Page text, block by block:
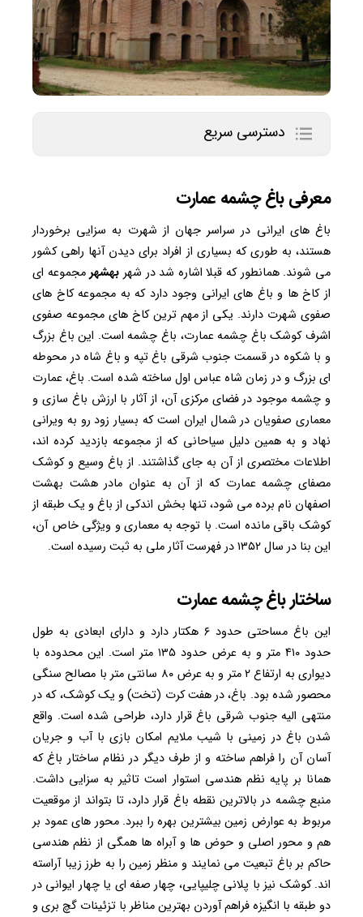
دسترسی سریع
معرفی باغ چشمه عمارت
باغ های ایرانی در سراسر جهان از شهرت به سزایی برخوردار
هستند، به طوری که بسیاری از افراد برای دیدن آنها راهی کشور
می شوند. همانطور که قبلا اشاره شد در شهر بهشهرمجموعه ای
از کاخ ها و باغ های ایرانی وجود دارد که به مجموعه کاخ های
صفوی شهرت دارند. یکی از مهم ترین کاخ های مجموعه صفوی
اشرف کوشک باغ چشمه عمارت، باغ چشمه است. این باغ بزرگ
و با شکوه در قسمت جنوب شرقی باغ تپه و باغ شاه در محوطه
ای بزرگ و در زمان شاه عباس اول ساخته شده است. باغ، عمارت
و چشمه موجود در فضای مرکزی آن، از آثار با ارزش باغ سازی و
معماری صفویان در شمال ایران است که بسیار زود رو به ویرانی
نهاد و به همین دلیل سیاحانی که از مجموعه بازدید کرده اند،
اطلاعات مختصری از آن به جای گذاشتند. از باغ وسیع و کوشک
مصفای چشمه عمارت که از آن به عنوان مادر هشت بهشت
اصفهان نام برده می شود، تنها بخش اندکی از باغ و یک طبقه از
کوشک باقی مانده است. با توجه به معماری و ویژگی خاص آن،
این بنا در سال ۱۳۵۲ در فهرست آثار ملی به ثبت رسیده است.
ساختار باغ چشمه عمارت
این باغ مساحتی حدود ۶ هکتار دارد و دارای ابعادی به طول
حدود ۴۱۰ متر و به عرض حدود ۱۳۵ متر است. این محدوده با
دیواری به ارتفاع ۲ متر و به عرض ۸۰ سانتی متر با مصالح سنگی
محصور شده بود. باغ، در هفت کرت (تخت) و یک کوشک، که در
منتهی الیه جنوب شرقی باغ قرار دارد، طراحی شده است. واقع
شدن باغ در زمینی با شیب ملایم امکان بازی با آب و جریان
آسان آن را فراهم ساخته و از طرف دیگر در نظام ساختار باغ که
همانا بر پایه نظم هندسی استوار است تاثیر به سزایی داشت.
منبع چشمه در بالاترین نقطه باغ قرار دارد، تا بتواند از موقعیت
مربوط به عوارض زمین بیشترین بهره را ببرد. محور های عمود بر
هم و محور اصلی و حوض ها و آبراه ها همگی از نظم هندسی
حاکم بر باغ تبعیت می نمایند و منظر زمین را به طرز زیبا آراسته
اند. کوشک نیز با پلانی چلیپایی، چهار صفه ای یا چهار ایوانی در
دو طبقه با انگیزه فراهم آوردن بهترین مناظر با تزئینات گچ بری و